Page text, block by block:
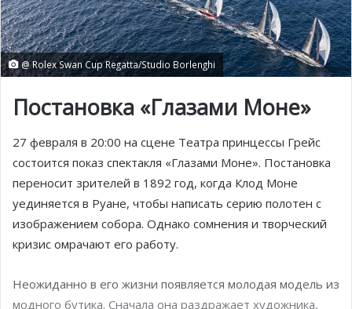
@ Rolex Swan Cup Regatta/Studio Borlenghi
Постановка «Глазами Моне»
27 февраля в 20:00 на сцене Театра принцессы Грейс
состоится показ спектакля «Глазами Моне». Постановка
переносит зрителей в 1892 год, когда Клод Моне
уединяется в Руане, чтобы написать серию полотен с
изображением собора. Однако сомнения и творческий
кризис омрачают его работу.
Неожиданно в его жизни появляется молодая модель из
модного бутика. Сначала она раздражает художника,